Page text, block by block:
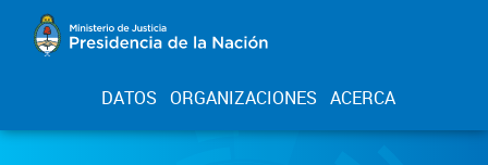
DATOS ORGANIZACIONES ACERCA